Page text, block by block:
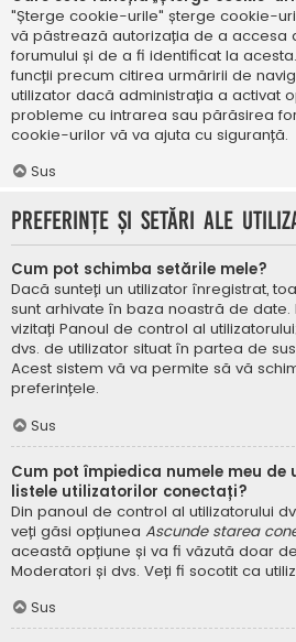
"Șterge cookie-urile" șterge cookie-
vă păstrează autorizația de a accesa
forumului și de a fi identificat la
funcții precum citirea urmăririi de
utilizator dacă administrația a activat
probleme cu intrarea sau părăsirea
cookie-urilor vă va ajuta cu siguranță.
Sus
Preferințe și setări ale
Cum pot schimba setările mele?
Dacă sunteți un utilizator înregistrat,
sunt arhivate în baza noastră de
vizitați Panoul de control al
dvs. de utilizator situat în partea de
Acest sistem vă va permite să vă
preferințele.
Sus
Cum pot împiedica numele meu
listele utilizatorilor conectați?
Din panoul de control al utilizatorului
veți găsi opțiunea Ascunde starea
această opțiune și va fi văzută doar
Moderatori și dvs. Veți fi socotit ca
Sus